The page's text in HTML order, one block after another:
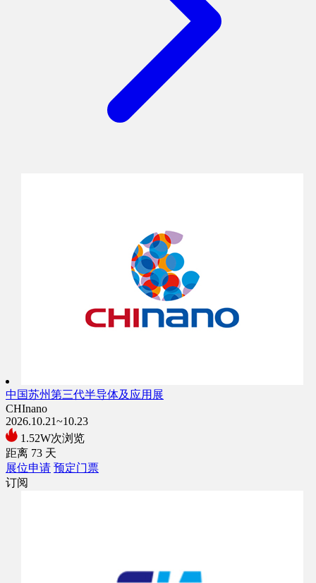
中国苏州第三代半导体及应用展
CHInano
2026.10.21~10.23
1.52W次浏览
距离 73 天
展位申请 预定门票
订阅